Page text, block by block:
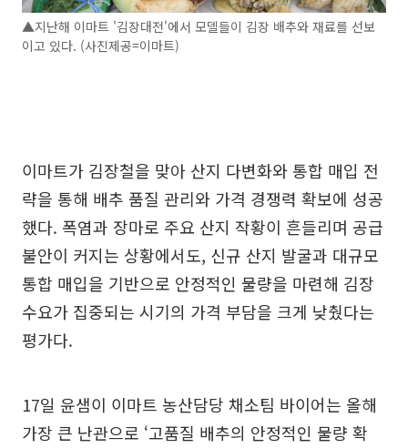
▲지난해 이마트 '김장대전'에서 모델들이 김장 배추와 재료를 선보
이고 있다. (사진제공=이마트)
이마트가 김장철을 맞아 산지 다변화와 통합 매입 전
략을 통해 배추 품질 관리와 가격 경쟁력 확보에 성공
했다. 폭염과 장마로 주요 산지 작황이 흔들리며 공급
불안이 커지는 상황에서도, 신규 산지 발굴과 대규모
통합 매입을 기반으로 안정적인 물량을 마련해 김장
수요가 집중되는 시기의 가격 부담을 크게 낮췄다는
평가다.
17일 윤샘이 이마트 농산담당 채소팀 바이어는 올해
가장 큰 난관으로 ‘고품질 배추의 안정적인 물량 확